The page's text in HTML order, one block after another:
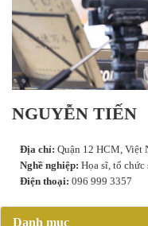
NGUYỄN TIẾN
Địa chỉ: Quận 12 HCM, Việt
Nghề nghiệp: Họa sĩ, tổ chức
Điện thoại: 096 999 3357
Danh mục